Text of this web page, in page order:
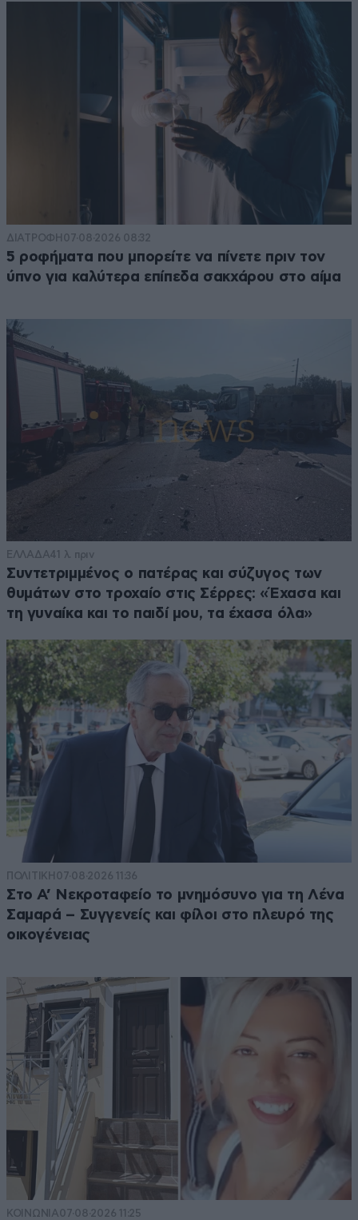
ΔΙΑΤΡΟΦΗ 07·08·2026 08:32
5 ροφήματα που μπορείτε να πίνετε πριν τον
ύπνο για καλύτερα επίπεδα σακχάρου στο αίμα
ΕΛΛΑΔΑ41 λ. πριν
Συντετριμμένος ο πατέρας και σύζυγος των
θυμάτων στο τροχαίο στις Σέρρες: «Έχασα και
τη γυναίκα και το παιδί μου, τα έχασα όλα»
ΠΟΛΙΤΙΚΗ 07·08·2026 11:36
Στο Α’ Νεκροταφείο το μνημόσυνο για τη Λένα
Σαμαρά – Συγγενείς και φίλοι στο πλευρό της
οικογένειας
ΚΟΙΝΩΝΙΑ07·08·2026 11:25